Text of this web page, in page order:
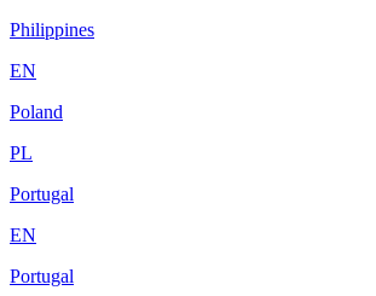
Philippines
EN
Poland
PL
Portugal
EN
Portugal